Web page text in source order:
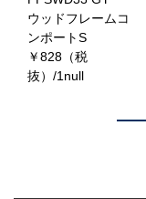
ウッドフレームコ
ンポートS
￥828（税
抜）/1null